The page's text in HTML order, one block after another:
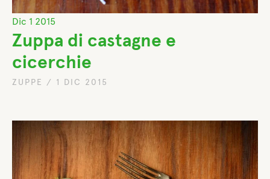
Dic 1 2015
Zuppa di castagne e
cicerchie
ZUPPE / 1 DIC 2015